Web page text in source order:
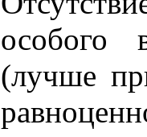
особого
(лучше